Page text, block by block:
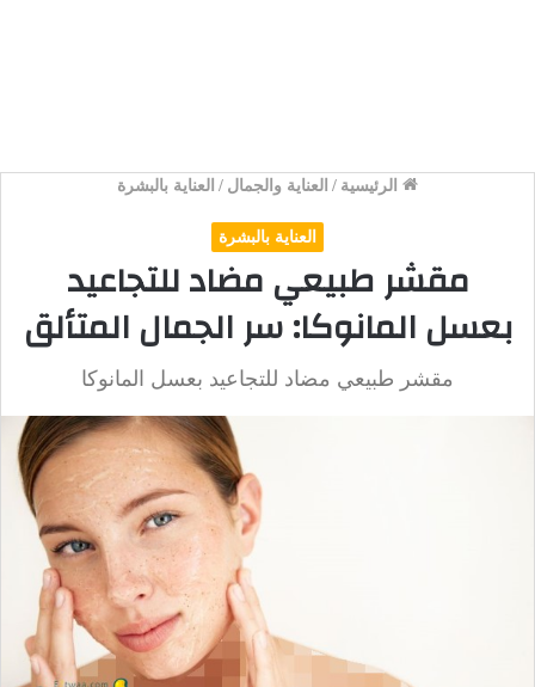
الرئيسية / العناية والجمال / العناية بالبشرة
العناية بالبشرة
مقشر طبيعي مضاد للتجاعيد
بعسل المانوكا: سر الجمال المتألق
مقشر طبيعي مضاد للتجاعيد بعسل المانوكا